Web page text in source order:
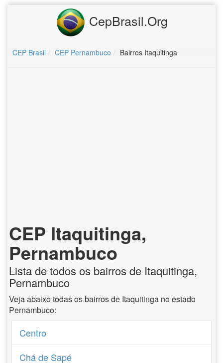
CepBrasil.Org
CEP Brasil CEP Pernambuco Bairros Itaquitinga
CEP Itaquitinga,
Pernambuco
Lista de todos os bairros de Itaquitinga,
Pernambuco
Veja abaixo todas os bairros de Itaquitinga no estado
Pernambuco:
Centro
Chá de Sapé